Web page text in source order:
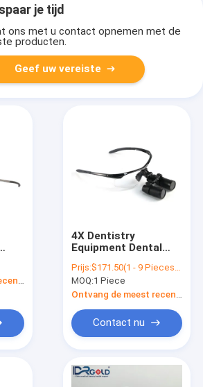
je tijd
ons met u contact opnemen met de
producten.
Geef uw vereiste
Ontvang de meest recente Prijs
4X Dentistry
Equipment Dental
Dentists Case
Prismatic Field Of
View 55-65mm
Prijs:$171.50(1 - 9 Pieces) $128.50(10 - 99 Pieces) $114.00(>=100 Pieces)
MOQ:1 Piece
Contact nu